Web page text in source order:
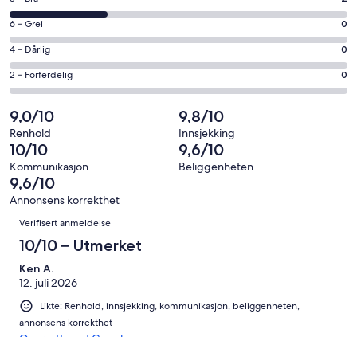
10
−
Utmerket.
5
av
totalt
7
anmeldelser.
på
8
−
Bra.
2
totalt
7
anmeldelser.
Rangering
på
6
−
Grei.
0
av
totalt
7
anmeldelser.
6 – Grei 0
Rangering
på
4
Dårlig.
0
av
totalt
7
anmeldelser.
4 – Dårlig 0
Rangering
på
2
−
Forferdelig.
0
av
totalt
anmeldelser.
2 – Forferdelig 0
9,0/10
Renhold
9,8/10
Innsjekking
10/10
Kommunikasjon
9,6/10
Beliggenheten
9,6/10
Annonsens korrekthet
Anmeldelser
Verifisert anmeldelse
10/10 – Utmerket
Ken A.
12. juli 2026
Likte: Renhold, innsjekking, kommunikasjon, beliggenheten,
annonsens korrekthet